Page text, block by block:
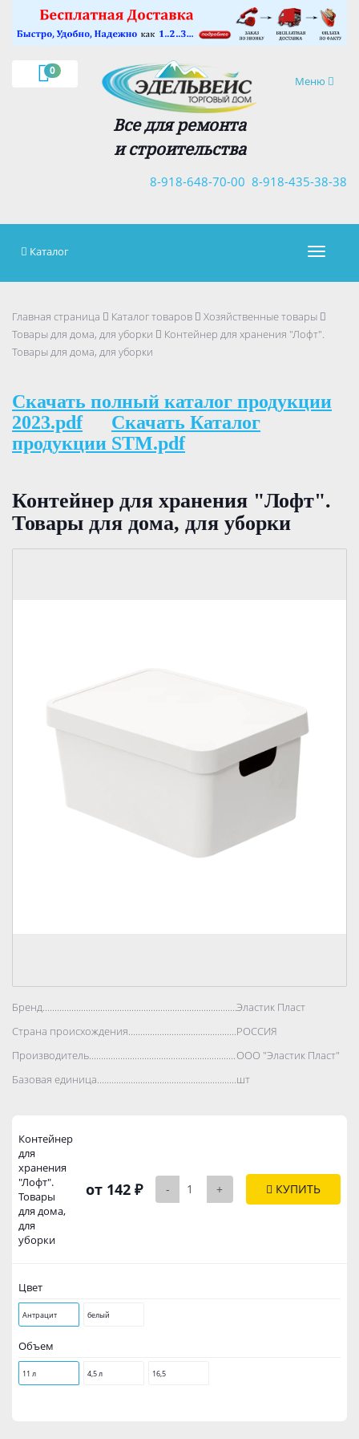
0
Навигация
Меню
Все для ремонта
и строительства
8-918-435-38-38
8-918-648-70-00
×
Каталог
Главная страница Каталог товаров
Хозяйственные товары
Товары для дома, для уборки
Контейнер для хранения "Лофт".
Товары для дома, для уборки
Скачать полный каталог продукции
2023.pdf
Скачать Каталог
продукции STM.pdf
Контейнер для хранения "Лофт".
Товары для дома, для уборки
Бренд..................................................................................Эластик Пласт
Страна происхождения..................................................................................
РОССИЯ
Производитель..................................................................................ООО "Эластик Пласт"
Базовая единица..................................................................................
шт
Контейнер
для
хранения
"Лофт".
Товары
для дома,
для
уборки
от 142 ₽ - + КУПИТЬ
Цвет
Антрацит белый
Объем
11 л 4,5 л 16,5